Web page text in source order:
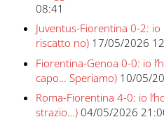
08:41
Juventus-Fiorentina 0-2: io
riscatto no) 17/05/2026
Fiorentina-Genoa 0-0: io
capo… Speriamo) 10/05/
Roma-Fiorentina 4-0: io
strazio…) 04/05/2026